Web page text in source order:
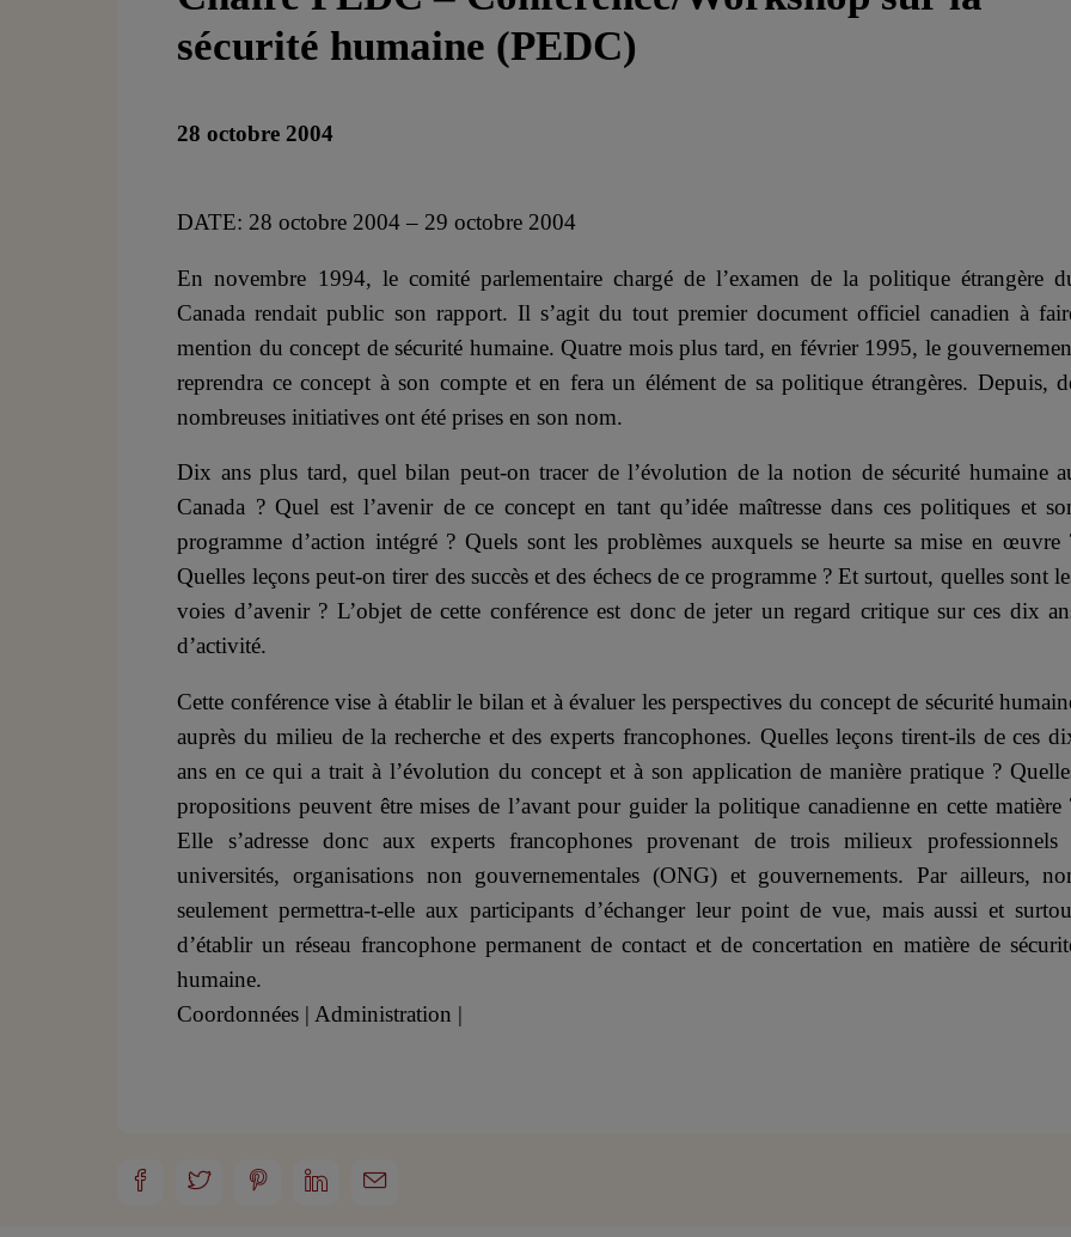
sécurité humaine (PEDC)
28 octobre 2004
DATE: 28 octobre 2004 – 29 octobre 2004
En novembre 1994, le comité parlementaire chargé de l’examen de la politique étrangère
Canada rendait public son rapport. Il s’agit du tout premier document officiel canadien à
mention du concept de sécurité humaine. Quatre mois plus tard, en février 1995, le
reprendra ce concept à son compte et en fera un élément de sa politique étrangères. Depuis,
nombreuses initiatives ont été prises en son nom.
Dix ans plus tard, quel bilan peut-on tracer de l’évolution de la notion de sécurité humaine
Canada ? Quel est l’avenir de ce concept en tant qu’idée maîtresse dans ces politiques et
programme d’action intégré ? Quels sont les problèmes auxquels se heurte sa mise en œuvre
Quelles leçons peut-on tirer des succès et des échecs de ce programme ? Et surtout, quelles sont
voies d’avenir ? L’objet de cette conférence est donc de jeter un regard critique sur ces dix
d’activité.
Cette conférence vise à établir le bilan et à évaluer les perspectives du concept de sécurité
auprès du milieu de la recherche et des experts francophones. Quelles leçons tirent-ils de ces
ans en ce qui a trait à l’évolution du concept et à son application de manière pratique ?
propositions peuvent être mises de l’avant pour guider la politique canadienne en cette matière
Elle s’adresse donc aux experts francophones provenant de trois milieux professionnels
universités, organisations non gouvernementales (ONG) et gouvernements. Par ailleurs,
seulement permettra-t-elle aux participants d’échanger leur point de vue, mais aussi et
d’établir un réseau francophone permanent de contact et de concertation en matière de
humaine.
Coordonnées | Administration |